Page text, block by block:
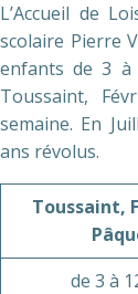
L’Accueil de
scolaire Pierre
enfants de 3 à
Toussaint,
semaine. En
ans révolus.
Toussaint,
de 3 à